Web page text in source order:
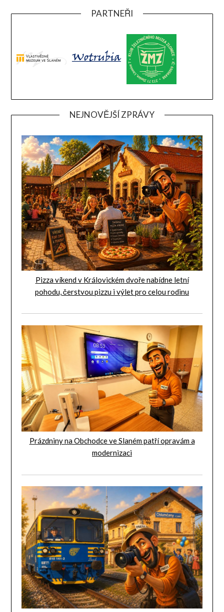
PARTNEŘI
NEJNOVĚJŠÍ ZPRÁVY
Pizza víkend v Královickém dvoře nabídne letní
pohodu, čerstvou pizzu i výlet pro celou rodinu
Prázdniny na Obchodce ve Slaném patří opravám a
modernizaci